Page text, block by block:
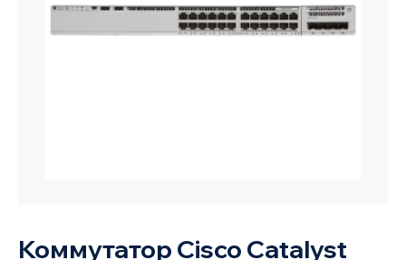
Коммутатор Cisco Catalyst